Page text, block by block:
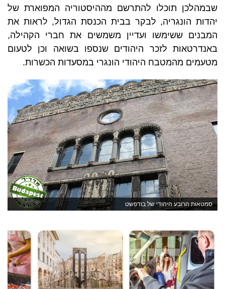
שבמהלכן תוכלו להתרשם מההיסטוריה המפוארת של
יהדות הונגריה, לבקר בבית הכנסת הגדול, לראות את
המבנים ששימשו ועדיין משמשים את חברי הקהילה,
באנדרטאות לזכר היהודים שנספו בשואה וכן לטעום
מטעמים מהמטבח היהודי הונגרי במסעדות הכשרות.
סמטאות הרובע היהודי של בודפשט